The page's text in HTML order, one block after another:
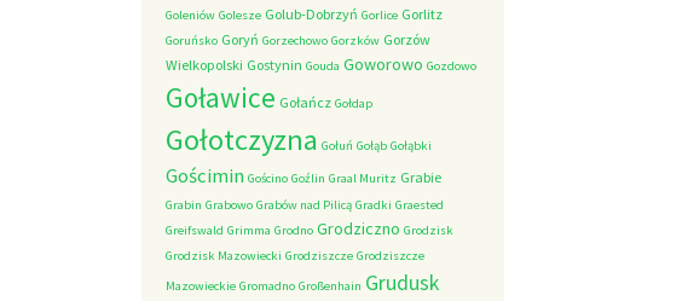
Goleniów Golesze Golub-Dobrzyń Gorlice Gorlitz
Goruńsko Goryń Gorzechowo Gorzków Gorzów
Wielkopolski Gostynin Gouda Goworowo Gozdowo
Goławice Gołańcz Gołdap
Gołotczyzna Gołuń Gołąb Gołąbki
Gościmin Gościno Goźlin Graal Muritz Grabie
Grabin Grabowo Grabów nad Pilicą Gradki Graested
Greifswald Grimma Grodno Grodziczno Grodzisk
Grodzisk Mazowiecki Grodziszcze Grodziszcze
Mazowieckie Gromadno Großenhain Grudusk